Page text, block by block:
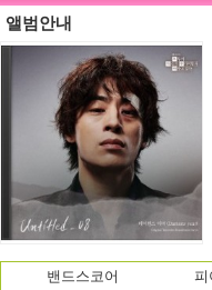
앨범안내
밴드스코어 피